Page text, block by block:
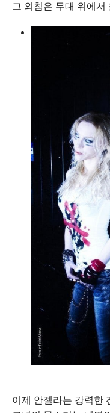
그 외침은 무대 위에서
이제 안젤라는 강력한